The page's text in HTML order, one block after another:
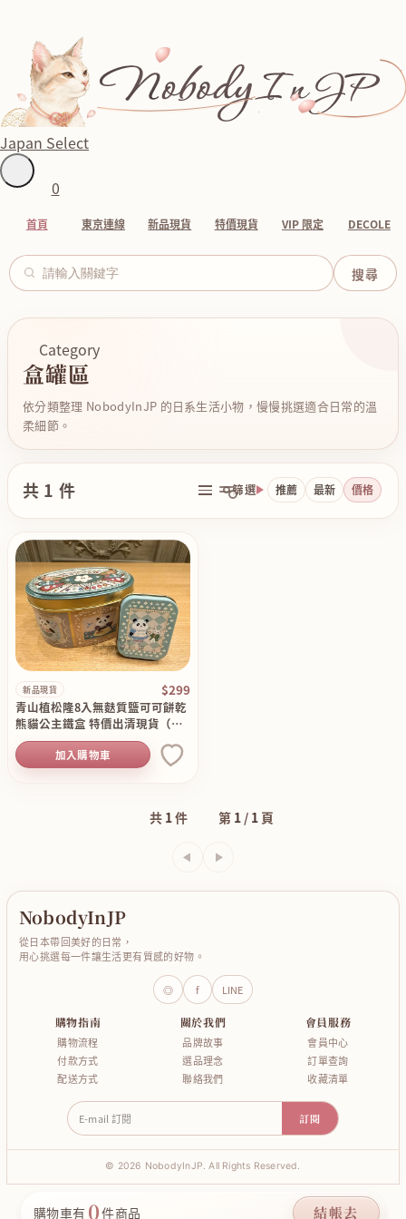
Japan Select
0
首頁 東京連線 新品現貨 特價現貨 VIP 限定 DECOLE
購物車有 0件商品 結帳去
Category
盒罐區
依分類整理 NobodyInJP 的日系生活小物，慢慢挑選適合日常的溫
柔細節。
共 1 件 篩選 推薦 最新 價格
新品現貨 $299
青山植松隆8入無麩質鹽可可餅乾
熊貓公主鐵盒 特價出清現貨（僅
空盒）
加入購物車
共 1件 第 1 / 1 頁
上一頁下一頁
NobodyInJP
從日本帶回美好的日常，
用心挑選每一件讓生活更有質感的好物。
◎ f LINE
購物指南
購物流程
付款方式
配送方式
關於我們
品牌故事
選品理念
聯絡我們
會員服務
會員中心
訂單查詢
收藏清單
E-mail 訂閱 訂閱
© 2026 NobodyInJP. All Rights Reserved.